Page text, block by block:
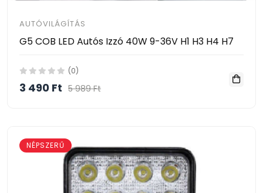
AUTÓVILÁGÍTÁS
G5 COB LED Autós Izzó 40W 9-36V H1 H3 H4 H7
(0)
3 490 Ft 5 989 Ft
NÉPSZERŰ